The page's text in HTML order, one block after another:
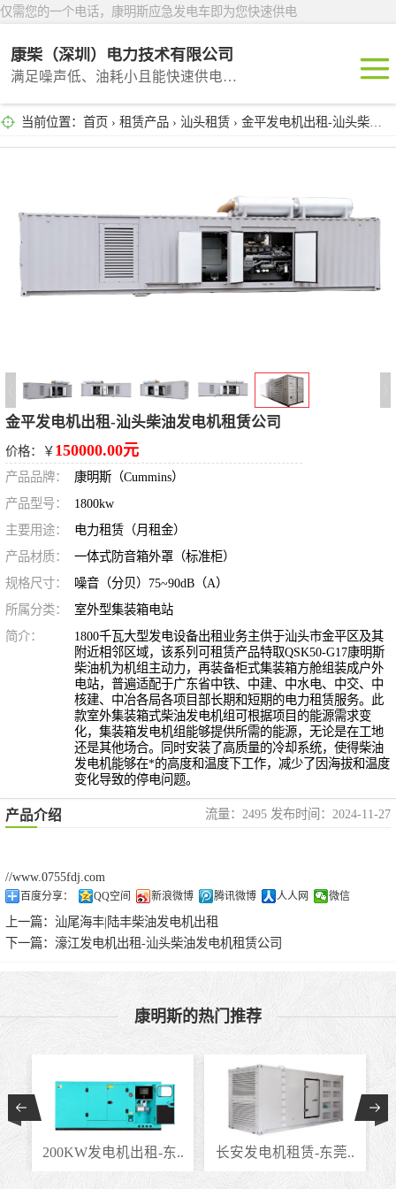
仅需您的一个电话，康明斯应急发电车即为您快速供电
康柴（深圳）电力技术有限公司
满足噪声低、油耗小且能快速供电的租赁产品
当前位置： 首页 › 租赁产品 › 汕头租赁 › 金平发电机出租-汕头柴油发电机租赁公司
金平发电机出租-汕头柴油发电机租赁公司
价格：￥150000.00元
产品品牌：
康明斯（Cummins）
产品型号：
1800kw
主要用途：
电力租赁（月租金）
产品材质：
一体式防音箱外罩（标准柜）
规格尺寸：
噪音（分贝）75~90dB（A）
所属分类：
室外型集装箱电站
简介：
1800千瓦大型发电设备出租业务主供于汕头市金平区及其
附近相邻区域，该系列可租赁产品特取QSK50-G17康明斯
柴油机为机组主动力，再装备柜式集装箱方舱组装成户外
电站，普遍适配于广东省中铁、中建、中水电、中交、中
核建、中冶各局各项目部长期和短期的电力租赁服务。此
款室外集装箱式柴油发电机组可根据项目的能源需求变
化，集装箱发电机组能够提供所需的能源，无论是在工地
还是其他场合。同时安装了高质量的冷却系统，使得柴油
发电机能够在*的高度和温度下工作，减少了因海拔和温度
变化导致的停电问题。
产品介绍 流量：2495 发布时间：2024-11-27
//www.0755fdj.com
百度分享： QQ空间 新浪微博 腾讯微博 人人网 微信
上一篇： 汕尾海丰|陆丰柴油发电机出租
下一篇： 濠江发电机出租-汕头柴油发电机租赁公司
康明斯的热门推荐
200KW发电机出租-东.. 长安发电机租赁-东莞..
深圳租赁
广州租赁
汕头租赁